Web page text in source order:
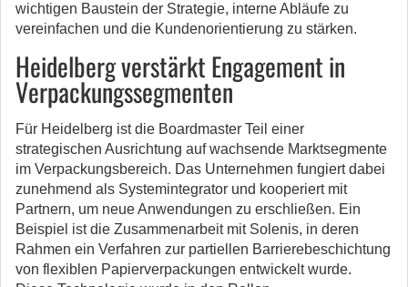
wichtigen Baustein der Strategie, interne Abläufe zu
vereinfachen und die Kundenorientierung zu stärken.
Heidelberg verstärkt Engagement in
Verpackungssegmenten
Für Heidelberg ist die Boardmaster Teil einer
strategischen Ausrichtung auf wachsende Marktsegmente
im Verpackungsbereich. Das Unternehmen fungiert dabei
zunehmend als Systemintegrator und kooperiert mit
Partnern, um neue Anwendungen zu erschließen. Ein
Beispiel ist die Zusammenarbeit mit Solenis, in deren
Rahmen ein Verfahren zur partiellen Barrierebeschichtung
von flexiblen Papierverpackungen entwickelt wurde.